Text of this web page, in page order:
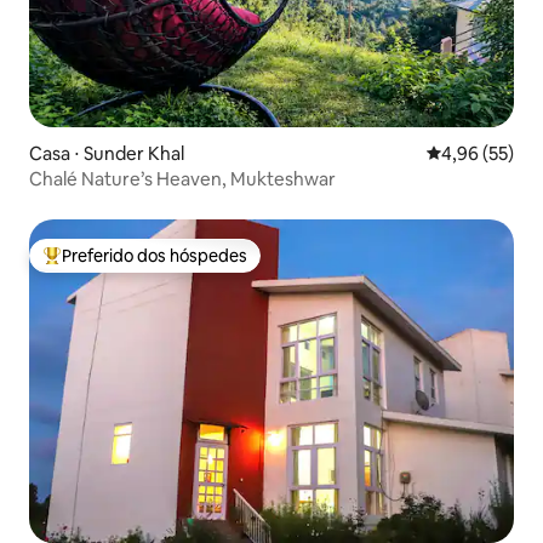
Casa ⋅ Sunder Khal 4,96 de uma
4,96 (55)
Chalé Nature’s Heaven, Mukteshwar
Entre os melhores preferidos dos hóspedes
Preferido dos hóspedes